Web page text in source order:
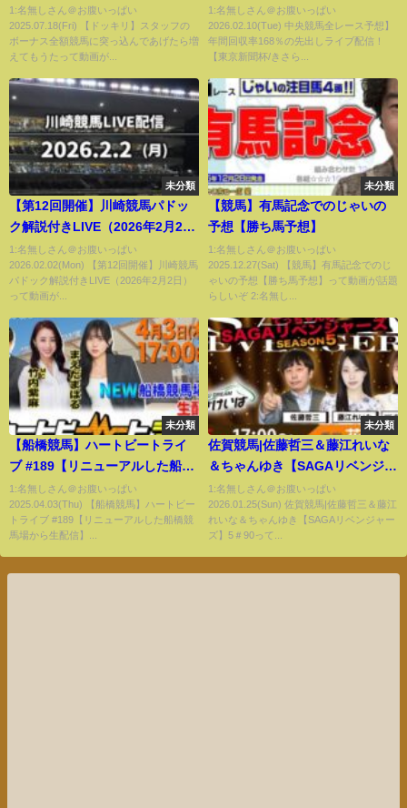
ら増えてもうた
1:名無しさん＠お腹いっぱい
2025.07.18(Fri) 【ドッキリ】スタッフの
ボーナス全額競馬に突っ込んであげたら増
えてもうたって動画が...
【東京新聞杯/きさらぎ賞】
1:名無しさん＠お腹いっぱい
2026.02.10(Tue) 中央競馬全レース予想】
年間回収率168％の先出しライブ配信！
【東京新聞杯/きさら...
未分類
【第12回開催】川崎競馬パドッ
ク解説付きLIVE（2026年2月2
日）
1:名無しさん＠お腹いっぱい
2026.02.02(Mon) 【第12回開催】川崎競馬
パドック解説付きLIVE（2026年2月2日）
って動画が...
未分類
【競馬】有馬記念でのじゃいの
予想【勝ち馬予想】
1:名無しさん＠お腹いっぱい
2025.12.27(Sat) 【競馬】有馬記念でのじ
ゃいの予想【勝ち馬予想】って動画が話題
らしいぞ 2:名無し...
未分類
【船橋競馬】ハートビートライ
ブ #189【リニューアルした船橋
競馬場から生配信】
1:名無しさん＠お腹いっぱい
2025.04.03(Thu) 【船橋競馬】ハートビー
トライブ #189【リニューアルした船橋競
馬場から生配信】...
未分類
佐賀競馬|佐藤哲三＆藤江れいな
＆ちゃんゆき【SAGAリベンジャ
ーズ】5＃90
1:名無しさん＠お腹いっぱい
2026.01.25(Sun) 佐賀競馬|佐藤哲三＆藤江
れいな＆ちゃんゆき【SAGAリベンジャー
ズ】5＃90って...